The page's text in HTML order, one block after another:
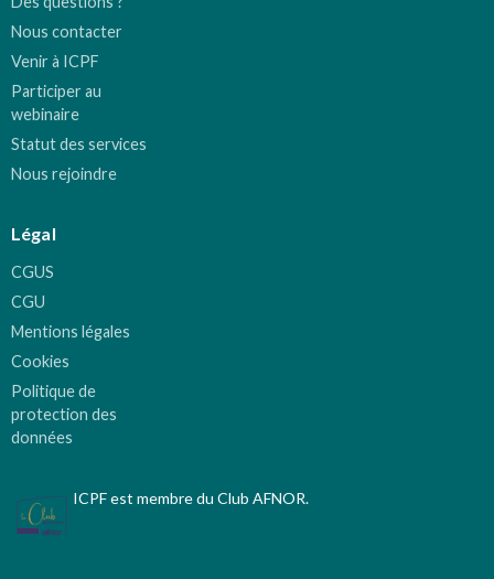
Nous contacter
Venir à ICPF
Participer au
webinaire
Statut des services
Nous rejoindre
Légal
CGUS
CGU
Mentions légales
Cookies
Politique de
protection des
données
ICPF est membre du Club AFNOR.